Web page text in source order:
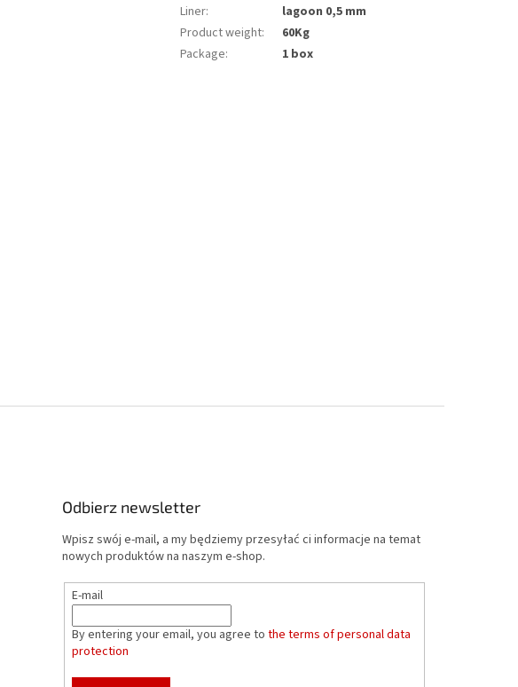
Liner:
lagoon 0,5 mm
Product weight:
60Kg
Package: 1 box
Odbierz newsletter
Wpisz swój e-mail, a my będziemy przesyłać ci informacje na temat
nowych produktów na naszym e-shop.
E-mail
By entering your email, you agree tothe terms of personal data
protection